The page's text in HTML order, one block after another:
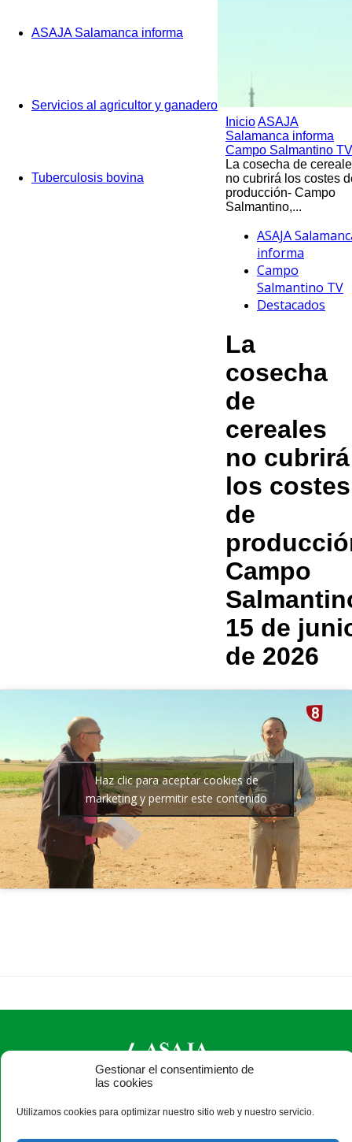
Gestionar el consentimiento de
las cookies
Utilizamos cookies para optimizar nuestro sitio web y nuestro servicio.
ASAJA Salamanca informa
Servicios al agricultor y ganadero
Tuberculosis bovina
InicioASAJA
Salamanca informa
Campo Salmantino TV
La cosecha de
no cubrirá los costes
producción- Campo
Salmantino,...
ASAJA
informa
Campo
Salmantino TV
Destacados
La
cosecha
de
cereales
no cubrirá
los costes
de
Campo
15 de
de 2026
Haz clic para aceptar cookies de
marketing y permitir este contenido
ASAJA Salamanca - Jóvenes Agricultores